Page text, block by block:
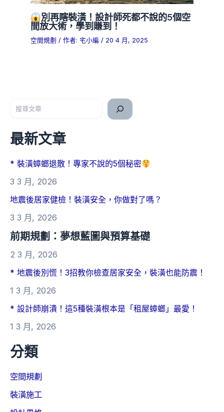
別再瞎裝潢！設計師死都不說的5個空
間放大術，學到賺到！
空間規劃 / 作者: 宅小編/ 20 4 月, 2025
最新文章
* 裝潢蟑螂退散！專家不說的5個秘密
3 3 月, 2026
地震後居家健檢！裝潢安全，你做對了嗎？
3 3 月, 2026
前期規劃：夢想藍圖與預算基礎
2 3 月, 2026
* 地震後別慌！3招教你檢查居家安全，裝潢也能防震！
1 3 月, 2026
* 設計師崩潰！這5種裝潢根本是「租屋蟑螂」最愛！
1 3 月, 2026
分類
空間規劃
裝潢施工